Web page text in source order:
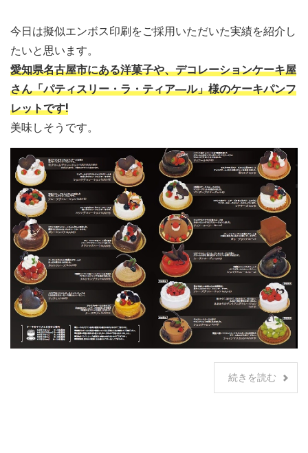
今日は擬似エンボス印刷をご採用いただいた実績を紹介し
たいと思います。
愛知県名古屋市にある洋菓子や、デコレーションケーキ屋
さん「パティスリー・ラ・ティア―ル」様のケーキパンフ
レットです!
美味しそうです。
続きを読む